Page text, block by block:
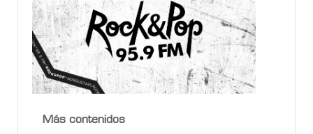
Más contenidos